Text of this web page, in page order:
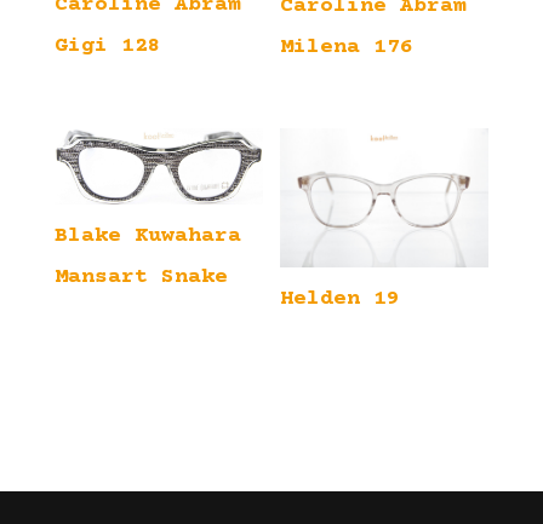
Gigi 128
Caroline Abram
Milena 176
Blake Kuwahara
Mansart Snake
Helden 19